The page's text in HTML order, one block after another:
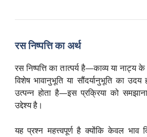
रस निष्पत्ति का अर्थ
रस निष्पत्ति का तात्पर्य है—काव्य या
विशेष भावानुभूति या सौंदर्यानुभूति का
उत्पन्न होता है—इस प्रक्रिया को समझाना
उद्देश्य है।
यह प्रश्न महत्त्वपूर्ण है क्योंकि केवल